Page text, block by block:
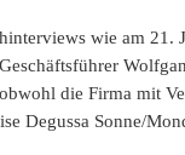
wie am
die Firma mit
Degussa Sonne/